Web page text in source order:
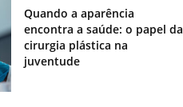
Quando a aparência
encontra a saúde: o papel da
cirurgia plástica na
juventude